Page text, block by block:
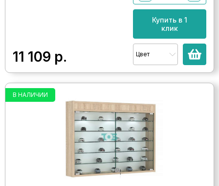
11 109 р.
Купить в 1
клик
Цвет
В НАЛИЧИИ